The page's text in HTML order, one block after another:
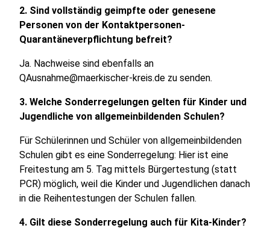
2. Sind vollständig geimpfte oder genesene
Personen von der Kontaktpersonen-
Quarantäneverpflichtung befreit?
Ja. Nachweise sind ebenfalls an
QAusnahme@maerkischer-kreis.de zu senden.
3. Welche Sonderregelungen gelten für Kinder und
Jugendliche von allgemeinbildenden Schulen?
Für Schülerinnen und Schüler von allgemeinbildenden
Schulen gibt es eine Sonderregelung: Hier ist eine
Freitestung am 5. Tag mittels Bürgertestung (statt
PCR) möglich, weil die Kinder und Jugendlichen danach
in die Reihentestungen der Schulen fallen.
4. Gilt diese Sonderregelung auch für Kita-Kinder?